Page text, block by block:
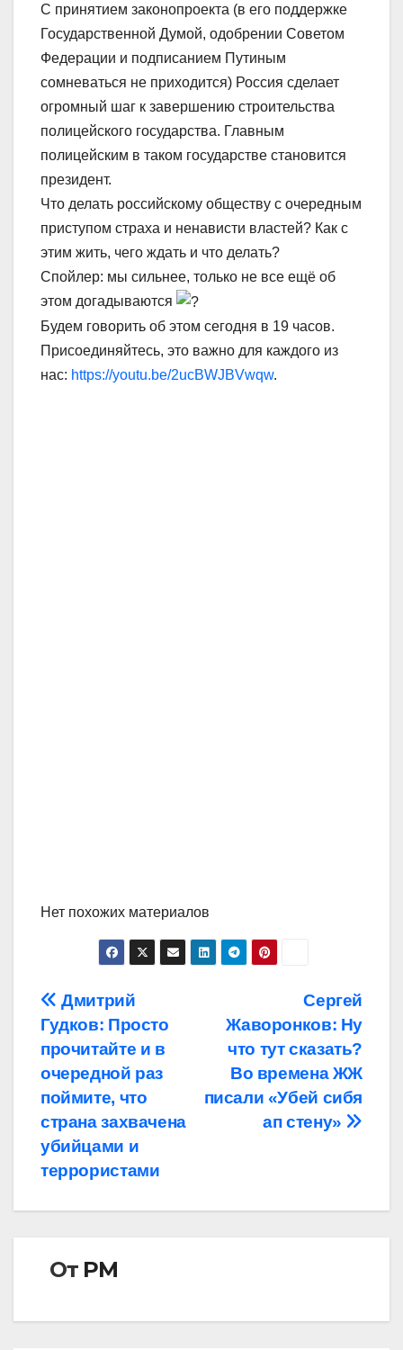
С принятием законопроекта (в его поддержке
Государственной Думой, одобрении Советом
Федерации и подписанием Путиным
сомневаться не приходится) Россия сделает
огромный шаг к завершению строительства
полицейского государства. Главным
полицейским в таком государстве становится
президент.
Что делать российскому обществу с очередным
приступом страха и ненависти властей? Как с
этим жить, чего ждать и что делать?
Спойлер: мы сильнее, только не все ещё об
этом догадываются
Будем говорить об этом сегодня в 19 часов.
Присоединяйтесь, это важно для каждого из
нас: https://youtu.be/2ucBWJBVwqw.
Нет похожих материалов
Навигация
по
записям
Сергей
Жаворонков: Ну
что тут сказать?
Во времена ЖЖ
писали «Убей сибя
ап стену»
Дмитрий
Гудков: Просто
прочитайте и в
очередной раз
поймите, что
страна захвачена
убийцами и
террористами
От РМ